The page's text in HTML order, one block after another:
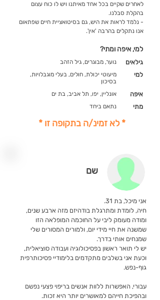
לאחרים שקיים בכל אחד מאיתנו ויש לו כוח עצום
בהקלת סבלנו.
- נלמד לראות את היש, גם בסיטואציית חיים שפתאום
אנו נתקלים בהרבה 'אין'.
למי, איפה ומתי?
נוער, מבוגרים, גיל הזהב גילאים
מיעוטי יכולת, חולים, בעלי מוגבלויות,
בסיכון
למי
אונליין, יפו, תל אביב, בת ים איפה
נתאם ביחד מתי
* לא זמינ/ה בתקופה זו *
שם
אני מיכל, בת 31.
חיה, לומדת ומתרגלת בודהיזם מזה ארבע שנים,
ומודה מעומק ליבי על החוכמה המופלאה הזו
שמשנה את חיי מידי יום, ולמורים המסורים שלי
שמנחים אותי בדרך.
יש לי תואר ראשון בפסיכולוגיה ועבודה סוציאלית,
וכעת אני בשלבים מתקדמים בלימודיי פסיכותרפית
גוף-נפש.
עבורי, האפשרות ללוות אנשים בריפוי פצעי נפשם
ובהפיכת חייהם למאושרים יותר היא זכות.